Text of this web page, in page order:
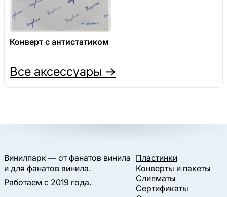
Конверт с антистатиком
Все аксессуары →
Винилпарк — от фанатов винила
и для фанатов винила.
Работаем с 2019 года.
Пластинки
Конверты и пакеты
Слипматы
Сертификаты